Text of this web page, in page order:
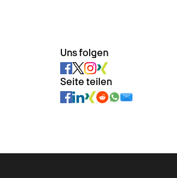
Uns folgen
Seite teilen